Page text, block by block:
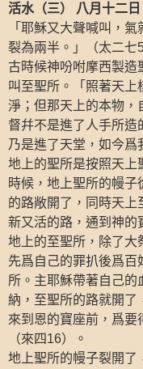
活水（三） 八月十二日
「耶穌又大聲喊叫，
裂為兩半。」（太二七
古時候神吩咐摩西製
叫至聖所。「照著天
淨；但那天上的本物
督幷不是進了人手所造
乃是進了天堂，如今
地上的聖所是按照天
時候，地上聖所的幔
的路敞開了，同時天
新又活的路，通到神的
地上的至聖所，除了
先爲自己的罪扒後爲
所。主耶穌帶著自己
納，至聖所的路就開
來到恩的寶座前，爲要
（來四16）。
地上聖所的幔子裂開